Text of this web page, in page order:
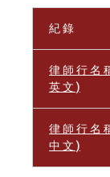
紀 錄
律 師 行 名
英 文 )
律 師 行 名
中 文 )